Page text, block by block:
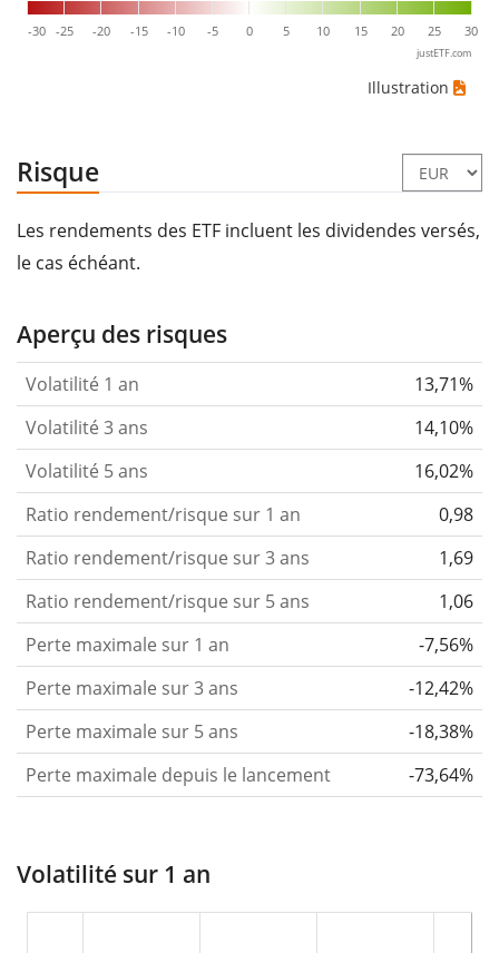
-30 -25 -20 -15 -10 -5 0 5 10 15 20 25 30
justETF.com
Illustration
Risque
Les rendements des ETF incluent les dividendes versés,
le cas échéant.
Aperçu des risques
Volatilité 1 an
13,71%
Volatilité 3 ans
14,10%
Volatilité 5 ans
16,02%
Ratio rendement/risque sur 1 an
0,98
Ratio rendement/risque sur 3 ans
1,69
Ratio rendement/risque sur 5 ans
1,06
Perte maximale sur 1 an
-7,56%
Perte maximale sur 3 ans
-12,42%
Perte maximale sur 5 ans
-18,38%
Perte maximale depuis le lancement
-73,64%
Volatilité sur 1 an